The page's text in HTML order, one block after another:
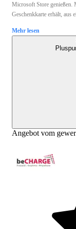
Microsoft Store genießen.
Geschenkkarte erhält, aus
Mehr lesen
Angebot vom